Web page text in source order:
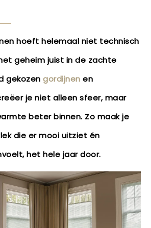
hoeft helemaal niet technisch
geheim juist in de zachte
gekozen gordijnen en
je niet alleen sfeer, maar
beter binnen. Zo maak je
die er mooi uitziet én
het hele jaar door.